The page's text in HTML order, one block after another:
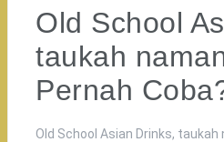
Old School
taukah
Pernah
Old School Asian Drinks, taukah